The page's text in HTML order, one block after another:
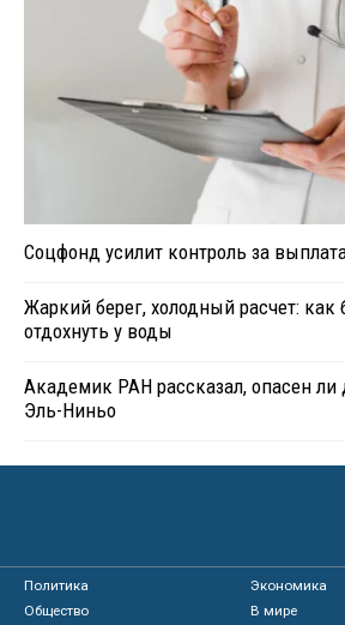
Соцфонд усилит контроль за
Жаркий берег, холодный расчет: как
отдохнуть у воды
Академик РАН рассказал, опасен ли
Эль-Ниньо
Политика
Экономика
Общество
В мире